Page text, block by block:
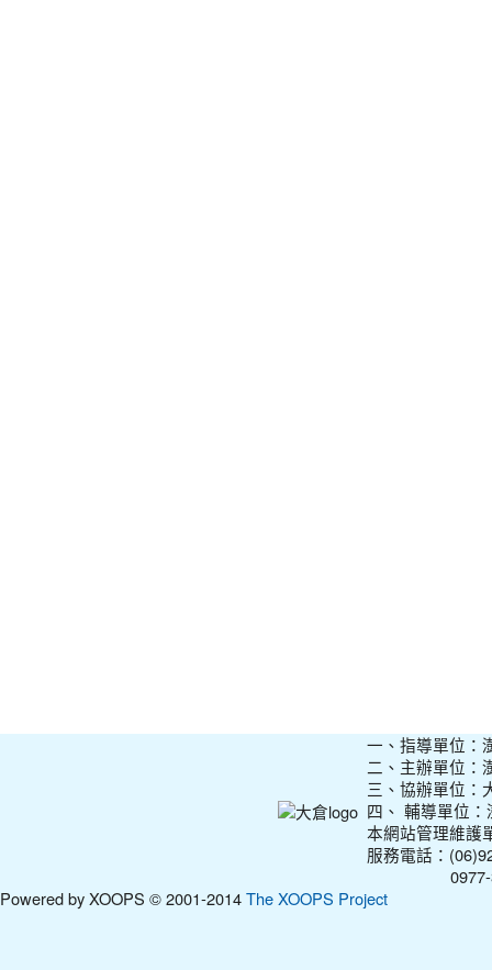
一、指導單位：
二、主辦單位：
三、協辦單位：
四、 輔導單位
本網站管理維護
服務電話：
0977-
Powered by XOOPS © 2001-2014The XOOPS Project